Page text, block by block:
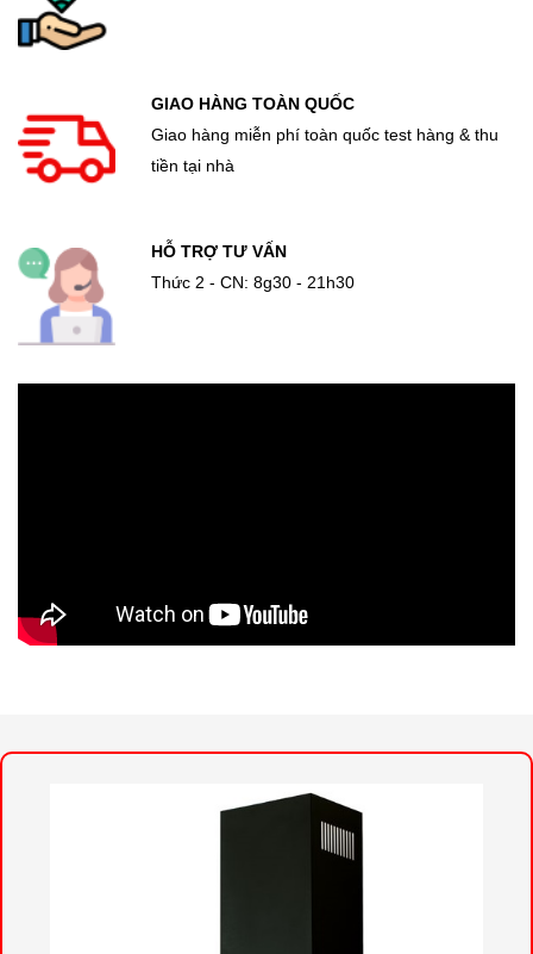
GIAO HÀNG TOÀN QUỐC
Giao hàng miễn phí toàn quốc test hàng & thu
tiền tại nhà
HỖ TRỢ TƯ VẤN
Thức 2 - CN: 8g30 - 21h30